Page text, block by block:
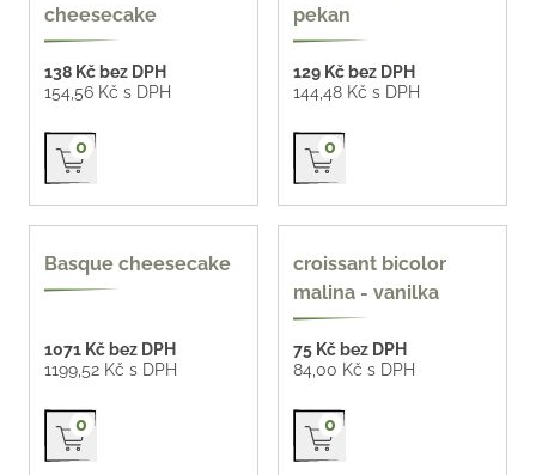
cheesecake
138 Kč bez DPH
154,56 Kč s DPH
Přidat do košíku
0
pekan
129 Kč bez DPH
144,48 Kč s DPH
Přidat do košíku
0
bezlepek
Basque cheesecake
1071 Kč bez DPH
1199,52 Kč s DPH
Přidat do košíku
0
croissant bicolor
malina - vanilka
75 Kč bez DPH
84,00 Kč s DPH
Přidat do košíku
0